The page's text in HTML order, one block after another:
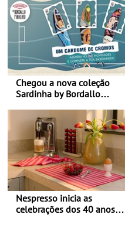
Chegou a nova coleção
Sardinha by Bordallo
Nespresso inicia as
celebrações dos 40 anos